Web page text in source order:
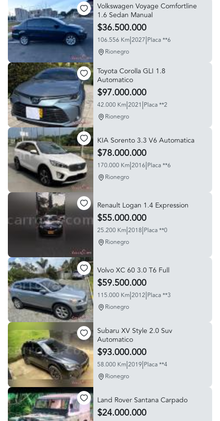
Volkswagen Voyage Comfortline
1.6 Sedan Manual
$36.500.000
106.556 Km|2027|Placa **6
Rionegro
Toyota Corolla GLI 1.8
Automatico
$97.000.000
42.000 Km|2021|Placa **2
Rionegro
KIA Sorento 3.3 V6 Automatica
$78.000.000
170.000 Km|2016|Placa **6
Rionegro
Renault Logan 1.4 Expression
$55.000.000
25.200 Km|2018|Placa **0
Rionegro
Volvo XC 60 3.0 T6 Full
$59.500.000
115.000 Km|2012|Placa **3
Rionegro
Subaru XV Style 2.0 Suv
Automatico
$93.000.000
58.000 Km|2019|Placa **4
Rionegro
Land Rover Santana Carpado
$24.000.000